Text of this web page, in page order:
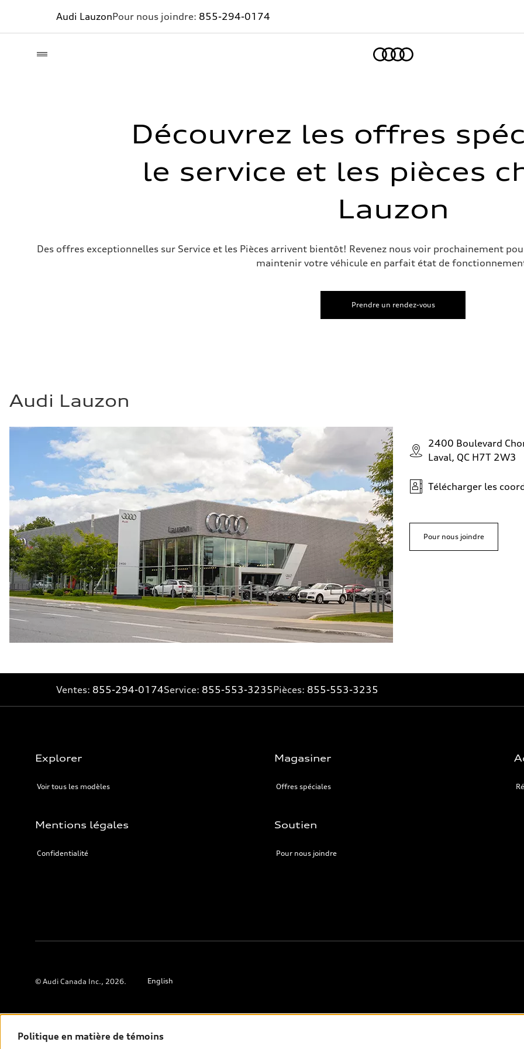
Audi LauzonPour nous joindre: 855-294-0174
Découvrez les offres
le service et les pièces
Lauzon
Des offres exceptionnelles sur Service et les Pièces arrivent bientôt! ​​Revenez nous voir prochainement
maintenir votre véhicule en parfait état de
Prendre un rendez-vous
Audi Lauzon
2400 Boulevard
Laval, QC H7T 2W3
Télécharger les
Pour nous joindre
Ventes: 855-294-0174Service: 855-553-3235Pièces: 855-553-3235
Explorer
Voir tous les modèles
Magasiner
Offres spéciales
Mentions légales
Confidentialité
Soutien
Pour nous joindre
© Audi Canada Inc., 2026. English
* Les prix indiqués sur les pages comprenant des renseignements généraux sur les véhicules, telles que la page de modèles et la page
l’immatriculation, les autres options et les frais d’administration du concessionnaire. Les modalités et les prix de vente réels sont déterminés
Politique en matière de témoins